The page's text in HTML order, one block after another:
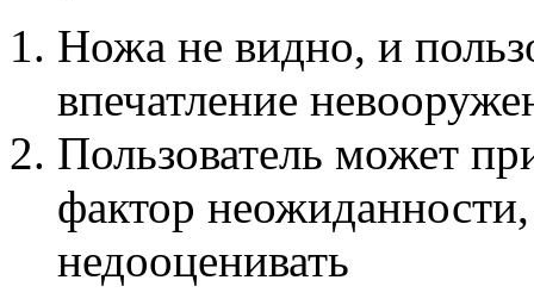
Ножа не видно, и
впечатление
Пользователь может
фактор
недооценивать